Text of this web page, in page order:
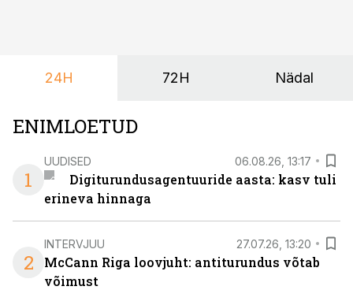
24H 72H Nädal
ENIMLOETUD
1
UUDISED 06.08.26, 13:17
Digiturundusagentuuride aasta: kasv tuli
erineva hinnaga
2
INTERVJUU 27.07.26, 13:20
McCann Riga loovjuht: antiturundus võtab
võimust